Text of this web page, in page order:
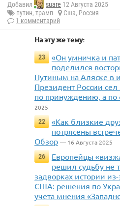
Добавил suare 12 Августа 2025
путин, трамп Сша, Россия
1 комментарий
На эту же тему:
23
«Он умничка и
поделился
Путиным на Аляске в
Президент России сел
по принуждению, а по
2025
22
«Как близкие
потрясены
Обзор — 16 Августа 2025
26
Европейцы
решил судьбу не
задворках истории
США: решения по
учета мнения